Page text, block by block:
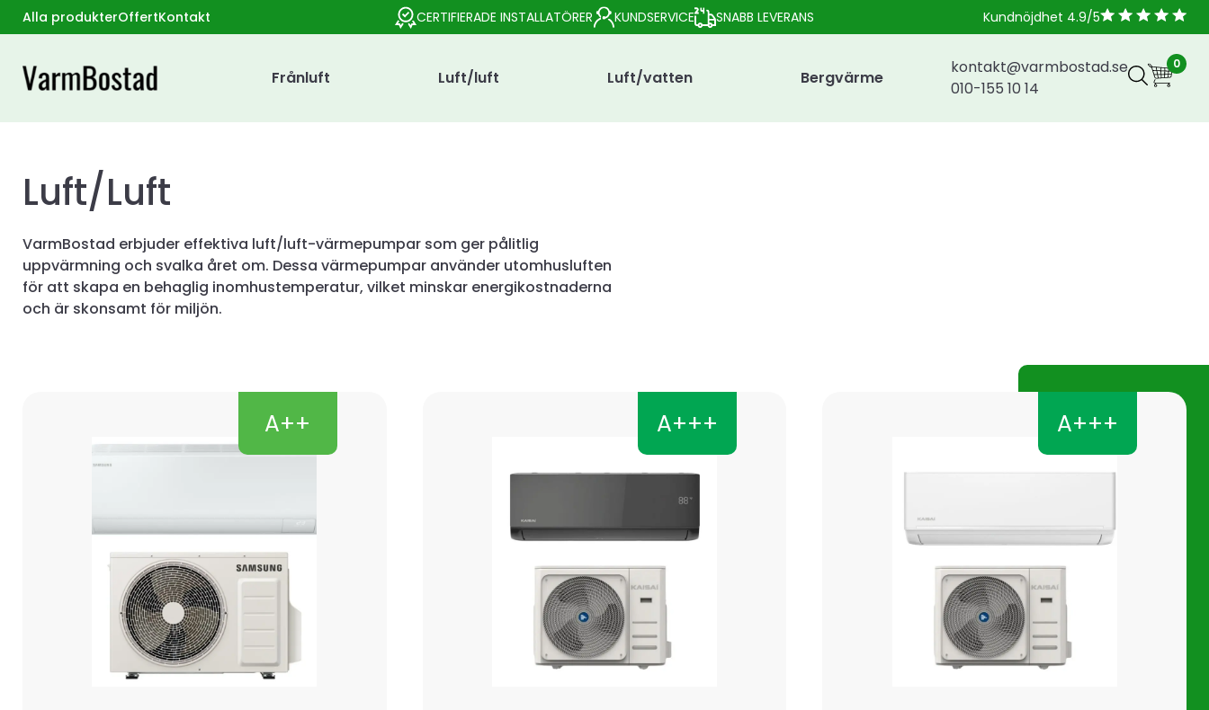
Alla produkterOffertKontakt CERTIFIERADE INSTALLATÖRER KUNDSERVICE SNABB LEVERANS Kundnöjdhet 4.9/5
Frånluft Luft/luft Luft/vatten Bergvärme
kontakt@varmbostad.se
010-155 10 14
0
Luft/Luft
VarmBostad erbjuder effektiva luft/luft-värmepumpar som ger pålitlig
uppvärmning och svalka året om. Dessa värmepumpar använder utomhusluften
för att skapa en behaglig inomhustemperatur, vilket minskar energikostnaderna
och är skonsamt för miljön.
A++ A+++ A+++